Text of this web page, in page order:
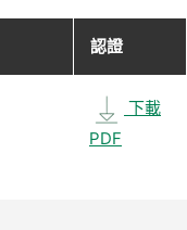
認證
下載
PDF